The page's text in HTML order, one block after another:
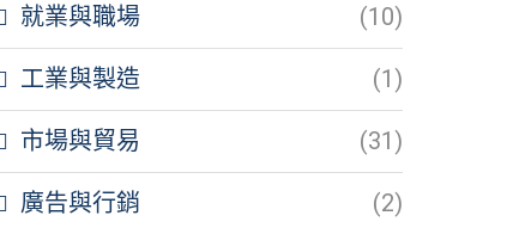
就業與職場 (10)
工業與製造 (1)
市場與貿易 (31)
廣告與行銷 (2)